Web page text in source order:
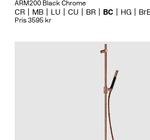
ARM200 Black Chrome
CR MB LU CU BR BC HG
Pris 3595 kr